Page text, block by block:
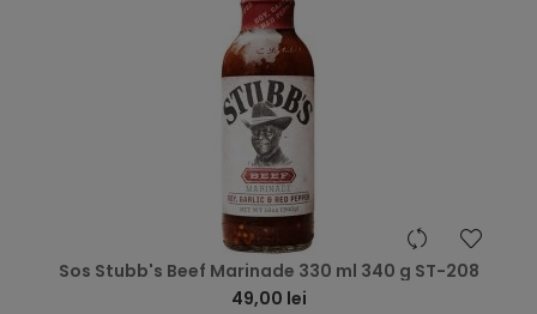
Sos Stubb's Beef Marinade 330 ml 340 g ST-208
49,00 lei